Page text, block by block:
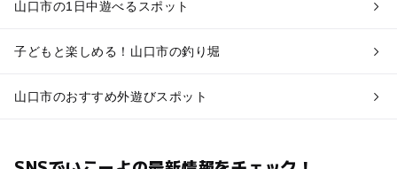
山口市の1日中遊べるスポット
子どもと楽しめる！山口市の釣り堀
山口市のおすすめ外遊びスポット